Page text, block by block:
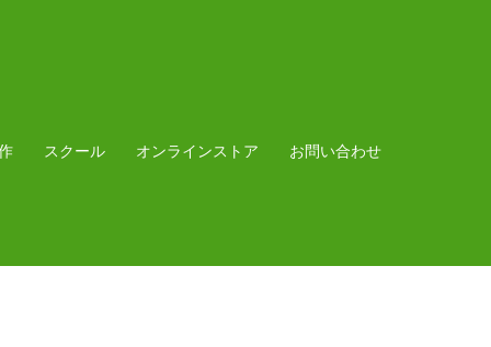
スクール オンラインストア お問い合わせ